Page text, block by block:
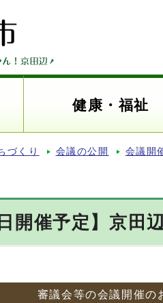
健康・福祉
づくり 会議の公開 会議開
開催予定】京田
審議会等の会議開催の